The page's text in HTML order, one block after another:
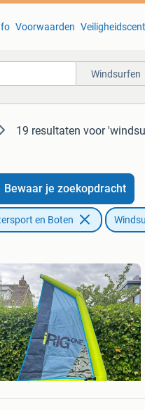
Voorwaarden
Windsurfen
19 resultaten voor
Bewaar je zoekopdracht
en Boten